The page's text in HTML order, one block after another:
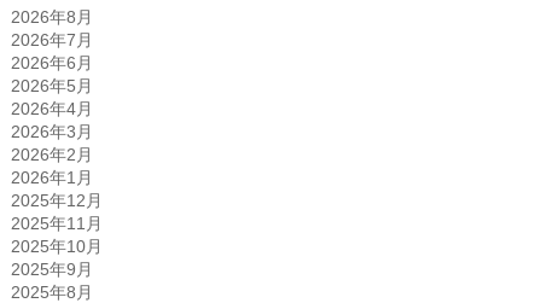
2026年8月
2026年7月
2026年6月
2026年5月
2026年4月
2026年3月
2026年2月
2026年1月
2025年12月
2025年11月
2025年10月
2025年9月
2025年8月